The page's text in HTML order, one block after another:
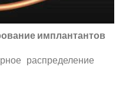
имплантантов
распределение